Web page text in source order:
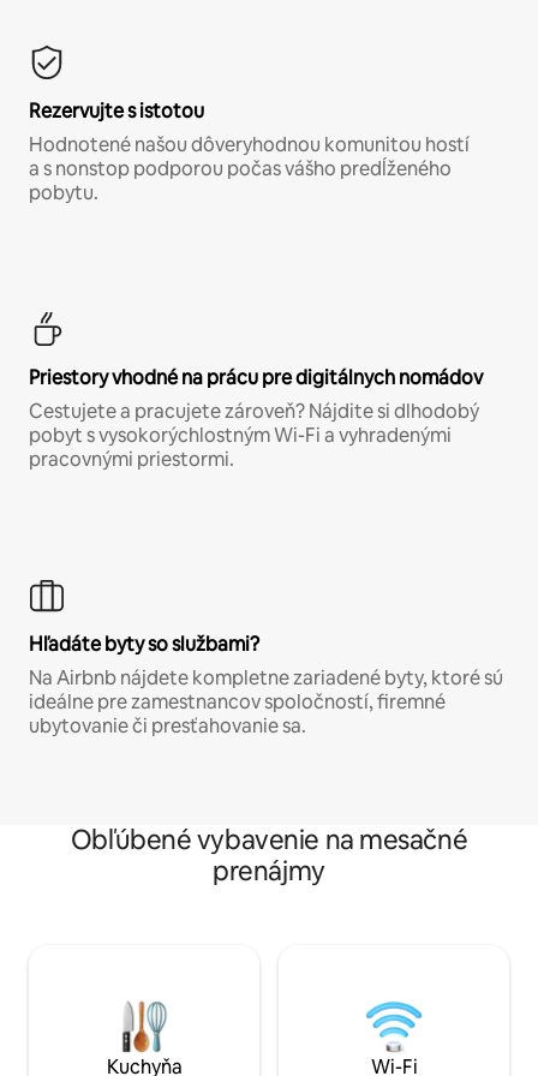
Rezervujte s istotou
Hodnotené našou dôveryhodnou komunitou hostí
a s nonstop podporou počas vášho predĺženého
pobytu.
Priestory vhodné na prácu pre digitálnych nomádov
Cestujete a pracujete zároveň? Nájdite si dlhodobý
pobyt s vysokorýchlostným Wi-Fi a vyhradenými
pracovnými priestormi.
Hľadáte byty so službami?
Na Airbnb nájdete kompletne zariadené byty, ktoré sú
ideálne pre zamestnancov spoločností, firemné
ubytovanie či presťahovanie sa.
Obľúbené vybavenie na mesačné
prenájmy
Kuchyňa Wi-Fi